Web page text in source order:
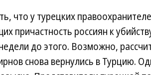
что у турецких
причастность россиян к
до этого. Возможно,
снова вернулись в Турцию.